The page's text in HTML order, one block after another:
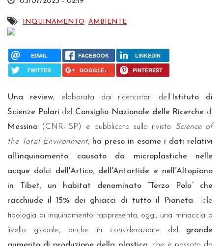
INQUINAMENTO AMBIENTE
EMAIL FACEBOOK LINKEDIN
TWITTER GOOGLE+ PINTEREST
Una review, elaborata dai ricercatori dell’ Istituto di
Scienze Polari del Consiglio Nazionale delle Ricerche di
Messina (CNR-ISP) e pubblicata sulla rivista Science of
the Total Environment, ha preso in esame i dati relativi
all’inquinamento causato da microplastiche nelle
acque dolci dell'Artico, dell'Antartide e nell’Altopiano
in Tibet, un habitat denominato “Terzo Polo” che
racchiude il 15% dei ghiacci di tutto il Pianeta. Tale
tipologia di inquinamento rappresenta, oggi, una minaccia a
livello globale, anche in considerazione del grande